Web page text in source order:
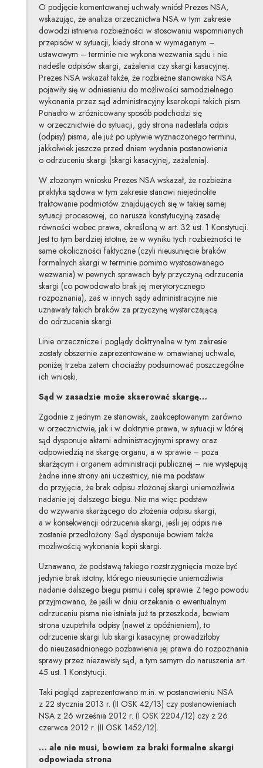
O podjęcie komentowanej uchwały wniósł Prezes NSA,
wskazując, że analiza orzecznictwa NSA w tym zakresie
dowodzi istnienia rozbieżności w stosowaniu wspomnianych
przepisów w sytuacji, kiedy strona w wymaganym –
ustawowym – terminie nie wykona wezwania sądu i nie
nadeśle odpisów skargi, zażalenia czy skargi kasacyjnej.
Prezes NSA wskazał także, że rozbieżne stanowiska NSA
pojawiły się w odniesieniu do możliwości samodzielnego
wykonania przez sąd administracyjny kserokopii takich pism.
Ponadto w zróżnicowany sposób podchodzi się
w orzecznictwie do sytuacji, gdy strona nadesłała odpis
(odpisy) pisma, ale już po upływie wyznaczonego terminu,
jakkolwiek jeszcze przed dniem wydania postanowienia
o odrzuceniu skargi (skargi kasacyjnej, zażalenia).
W złożonym wniosku Prezes NSA wskazał, że rozbieżna
praktyka sądowa w tym zakresie stanowi niejednolite
traktowanie podmiotów znajdujących się w takiej samej
sytuacji procesowej, co narusza konstytucyjną zasadę
równości wobec prawa, określoną w art. 32 ust. 1 Konstytucji.
Jest to tym bardziej istotne, że w wyniku tych rozbieżności te
same okoliczności faktyczne (czyli nieusunięcie braków
formalnych skargi w terminie pomimo wystosowanego
wezwania) w pewnych sprawach były przyczyną odrzucenia
skargi (co powodowało brak jej merytorycznego
rozpoznania), zaś w innych sądy administracyjne nie
uznawały takich braków za przyczynę wystarczającą
do odrzucenia skargi.
Linie orzecznicze i poglądy doktrynalne w tym zakresie
zostały obszernie zaprezentowane w omawianej uchwale,
poniżej trzeba zatem chociażby podsumować poszczególne
ich wnioski.
Sąd w zasadzie może skserować skargę…
Zgodnie z jednym ze stanowisk, zaakceptowanym zarówno
w orzecznictwie, jak i w doktrynie prawa, w sytuacji w której
sąd dysponuje aktami administracyjnymi sprawy oraz
odpowiedzią na skargę organu, a w sprawie – poza
skarżącym i organem administracji publicznej – nie występują
żadne inne strony ani uczestnicy, nie ma podstaw
do przyjęcia, że brak odpisu złożonej skargi uniemożliwia
nadanie jej dalszego biegu. Nie ma więc podstaw
do wzywania skarżącego do złożenia odpisu skargi,
a w konsekwencji odrzucenia skargi, jeśli jej odpis nie
zostanie przedłożony. Sąd dysponuje bowiem także
możliwością wykonania kopii skargi.
Uznawano, że podstawą takiego rozstrzygnięcia może być
jedynie brak istotny, którego nieusunięcie uniemożliwia
nadanie dalszego biegu pismu i całej sprawie. Z tego powodu
przyjmowano, że jeśli w dniu orzekania o ewentualnym
odrzuceniu pisma nie istniała już ta przeszkoda, bowiem
strona uzupełniła odpisy (nawet z opóźnieniem), to
odrzucenie skargi lub skargi kasacyjnej prowadziłoby
do nieuzasadnionego pozbawienia jej prawa do rozpoznania
sprawy przez niezawisły sąd, a tym samym do naruszenia art.
45 ust. 1 Konstytucji.
Taki pogląd zaprezentowano m.in. w postanowieniu NSA
z 22 stycznia 2013 r. (II OSK 42/13) czy postanowieniach
NSA z 26 września 2012 r. (I OSK 2204/12) czy z 26
czerwca 2012 r. (II OSK 1452/12).
… ale nie musi, bowiem za braki formalne skargi
odpowiada strona